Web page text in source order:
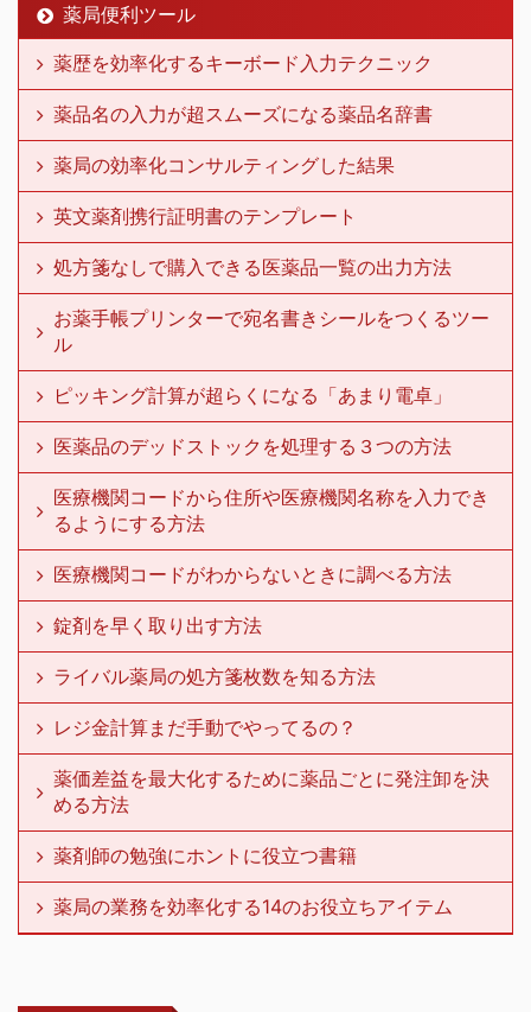
薬局便利ツール
薬歴を効率化するキーボード入力テクニック
薬品名の入力が超スムーズになる薬品名辞書
薬局の効率化コンサルティングした結果
英文薬剤携行証明書のテンプレート
処方箋なしで購入できる医薬品一覧の出力方法
お薬手帳プリンターで宛名書きシールをつくるツー
ル
ピッキング計算が超らくになる「あまり電卓」
医薬品のデッドストックを処理する３つの方法
医療機関コードから住所や医療機関名称を入力でき
るようにする方法
医療機関コードがわからないときに調べる方法
錠剤を早く取り出す方法
ライバル薬局の処方箋枚数を知る方法
レジ金計算まだ手動でやってるの？
薬価差益を最大化するために薬品ごとに発注卸を決
める方法
薬剤師の勉強にホントに役立つ書籍
薬局の業務を効率化する14のお役立ちアイテム